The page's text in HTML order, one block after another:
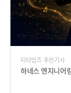
티타임즈 추천기사
하네스 엔지니어